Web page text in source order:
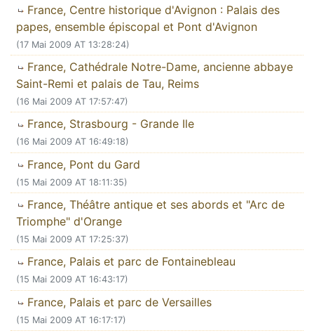
France, Centre historique d'Avignon : Palais des
papes, ensemble épiscopal et Pont d'Avignon
(17 Mai 2009 AT 13:28:24)
France, Cathédrale Notre-Dame, ancienne abbaye
Saint-Remi et palais de Tau, Reims
(16 Mai 2009 AT 17:57:47)
France, Strasbourg - Grande Ile
(16 Mai 2009 AT 16:49:18)
France, Pont du Gard
(15 Mai 2009 AT 18:11:35)
France, Théâtre antique et ses abords et "Arc de
Triomphe" d'Orange
(15 Mai 2009 AT 17:25:37)
France, Palais et parc de Fontainebleau
(15 Mai 2009 AT 16:43:17)
France, Palais et parc de Versailles
(15 Mai 2009 AT 16:17:17)